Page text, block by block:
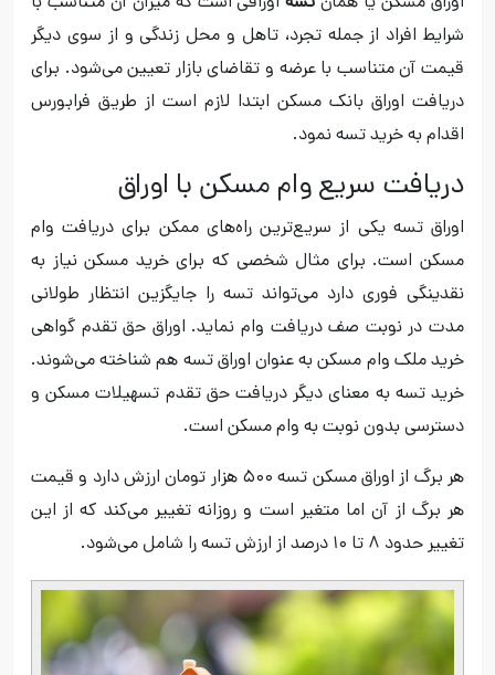
شرایط افراد از جمله تجرد، تاهل و محل زندگی و از سوی دیگر
قیمت آن متناسب با عرضه و تقاضای بازار تعیین می‌شود. برای
دریافت اوراق بانک مسکن ابتدا لازم است از طریق فرابورس
اقدام به خرید تسه نمود.
دریافت سریع وام مسکن با اوراق
اوراق تسه یکی از سریع‌ترین راه‌های ممکن برای دریافت وام
مسکن است. برای مثال شخصی که برای خرید مسکن نیاز به
نقدینگی فوری دارد می‌تواند تسه را جایگزین انتظار طولانی
مدت در نوبت صف دریافت وام نماید. اوراق حق تقدم گواهی
خرید ملک وام مسکن به عنوان اوراق تسه هم شناخته می‌شوند.
خرید تسه به معنای دیگر دریافت حق تقدم تسهیلات مسکن و
دسترسی بدون نوبت به وام مسکن است.
هر برگ از اوراق مسکن تسه ۵۰۰ هزار تومان ارزش دارد و قیمت
هر برگ از آن اما متغیر است و روزانه تغییر می‌کند که از این
تغییر حدود ۸ تا ۱۰ درصد از ارزش تسه را شامل می‌شود.